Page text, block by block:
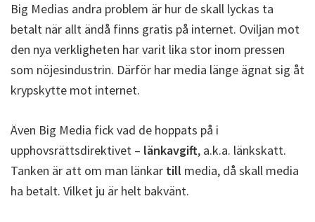
Big Medias andra problem är hur de skall lyckas ta
betalt när allt ändå finns gratis på internet. Oviljan mot
den nya verkligheten har varit lika stor inom pressen
som nöjesindustrin. Därför har media länge ägnat sig åt
krypskytte mot internet.
Även Big Media fick vad de hoppats på i
upphovsrättsdirektivet – länkavgift, a.k.a. länkskatt.
Tanken är att om man länkar till media, då skall media
ha betalt. Vilket ju är helt bakvänt.